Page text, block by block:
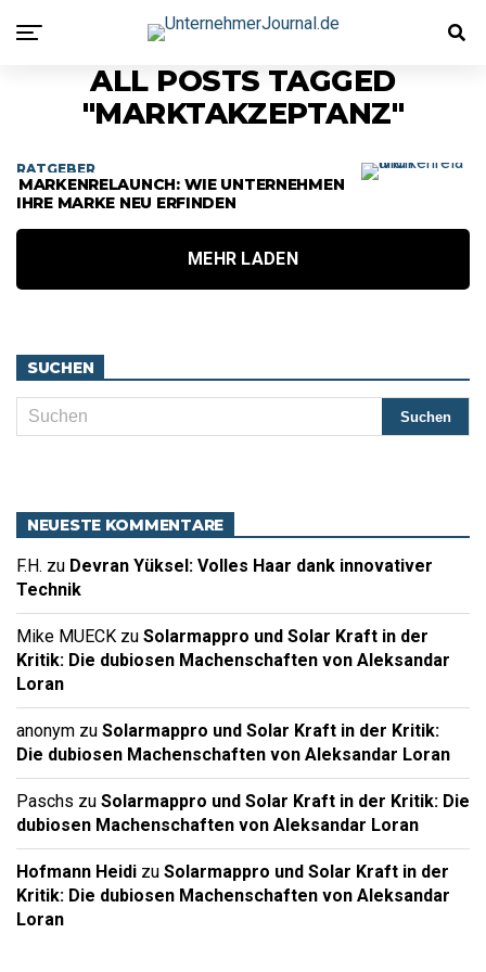
ALL POSTS TAGGED
"MARKTAKZEPTANZ"
RATGEBER
MARKENRELAUNCH: WIE UNTERNEHMEN
IHRE MARKE NEU ERFINDEN
MEHR LADEN
SUCHEN
NEUESTE KOMMENTARE
F.H. zu Devran Yüksel: Volles Haar dank innovativer
Technik
Mike MUECK zu Solarmappro und Solar Kraft in der
Kritik: Die dubiosen Machenschaften von Aleksandar
Loran
anonym zu Solarmappro und Solar Kraft in der Kritik:
Die dubiosen Machenschaften von Aleksandar Loran
Paschs zu Solarmappro und Solar Kraft in der Kritik: Die
dubiosen Machenschaften von Aleksandar Loran
Hofmann Heidi zu Solarmappro und Solar Kraft in der
Kritik: Die dubiosen Machenschaften von Aleksandar
Loran